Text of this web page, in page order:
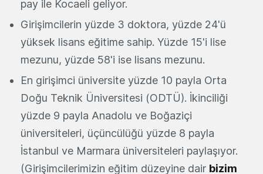
pay ile Kocaeli geliyor.
Girişimcilerin yüzde 3 doktora, yüzde 24'ü
yüksek lisans eğitime sahip. Yüzde 15'i lise
mezunu, yüzde 58'i ise lisans mezunu.
En girişimci üniversite yüzde 10 payla Orta
Doğu Teknik Üniversitesi (ODTÜ). İkinciliği
yüzde 9 payla Anadolu ve Boğaziçi
üniversiteleri, üçüncülüğü yüzde 8 payla
İstanbul ve Marmara üniversiteleri paylaşıyor.
(Girişimcilerimizin eğitim düzeyine dair bizim